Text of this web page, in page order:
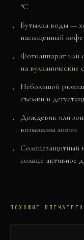
°C
Бутылка воды —
насыщенный кофе
Фотоаппарат
на вулканические
Небольшой
съемки и
Дождевик или
возможны ливни
Солнцезащитный
солнце активное
ПОХОЖИЕ